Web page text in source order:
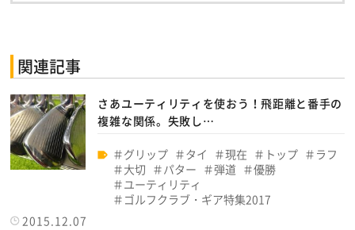
関連記事
さあユーティリティを使おう！飛距離と番手の
複雑な関係。失敗し…
グリップ タイ 現在 トップ
ラフ
大切
パター 弾道
優勝
ユーティリティ
ゴルフクラブ・ギア特集2017
2015.12.07